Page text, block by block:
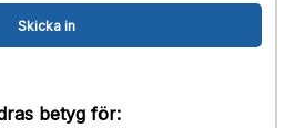
betyg för: